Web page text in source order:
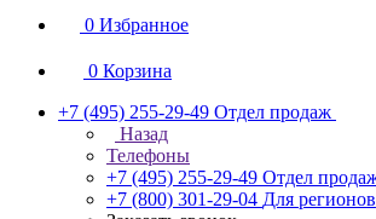
0 Избранное
0 Корзина
+7 (495) 255-29-49 Отдел продаж
Назад
Телефоны
+7 (495) 255-29-49 Отдел
+7 (800) 301-29-04 Для регионов